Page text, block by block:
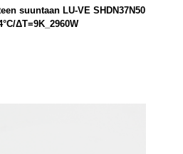
suuntaan LU-VE SHDN37N50
ΔT=9K_2960W